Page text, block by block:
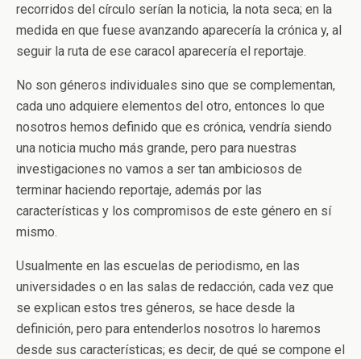
recorridos del círculo serían la noticia, la nota seca; en la
medida en que fuese avanzando aparecería la crónica y, al
seguir la ruta de ese caracol aparecería el reportaje.
No son géneros individuales sino que se complementan,
cada uno adquiere elementos del otro, entonces lo que
nosotros hemos definido que es crónica, vendría siendo
una noticia mucho más grande, pero para nuestras
investigaciones no vamos a ser tan ambiciosos de
terminar haciendo reportaje, además por las
características y los compromisos de este género en sí
mismo.
Usualmente en las escuelas de periodismo, en las
universidades o en las salas de redacción, cada vez que
se explican estos tres géneros, se hace desde la
definición, pero para entenderlos nosotros lo haremos
desde sus características; es decir, de qué se compone el